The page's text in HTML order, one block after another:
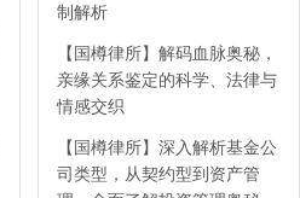
制解析
【国樽律所】解码血脉奥秘，
亲缘关系鉴定的科学、法律与
情感交织
【国樽律所】深入解析基金公
司类型，从契约型到资产管